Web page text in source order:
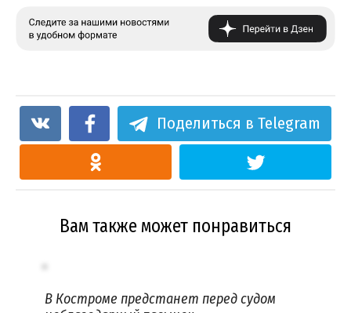
Поделиться в Telegram
Вам также может понравиться
В Костроме предстанет перед судом